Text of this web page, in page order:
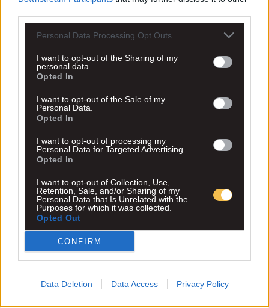
Personal Data Processing Opt Outs
I want to opt-out of the Sharing of my
personal data.
Opted In
I want to opt-out of the Sale of my
Personal Data.
Opted In
I want to opt-out of processing my
Personal Data for Targeted Advertising.
Opted In
I want to opt-out of Collection, Use,
Retention, Sale, and/or Sharing of my
Personal Data that Is Unrelated with the
Purposes for which it was collected.
Opted Out
CONFIRM
Data Deletion Data Access Privacy Policy